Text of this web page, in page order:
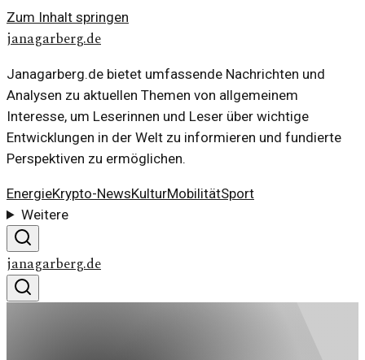
Zum Inhalt springen
janagarberg.de
Janagarberg.de bietet umfassende Nachrichten und
Analysen zu aktuellen Themen von allgemeinem
Interesse, um Leserinnen und Leser über wichtige
Entwicklungen in der Welt zu informieren und fundierte
Perspektiven zu ermöglichen.
EnergieKrypto-NewsKulturMobilitätSport
Weitere
janagarberg.de